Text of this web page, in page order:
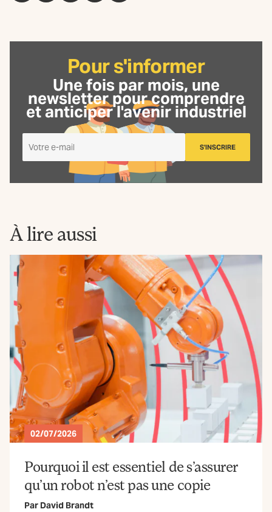
Pour s'informer
Une fois par mois, une
newsletterpour comprendre
et anticiper l'avenir industriel
m'inscris
à
S'INSCRIRE
À lire aussi
02/07/2026
Pourquoi il est essentiel de s’assurer
qu’un robot n’est pas une copie
Par David Brandt